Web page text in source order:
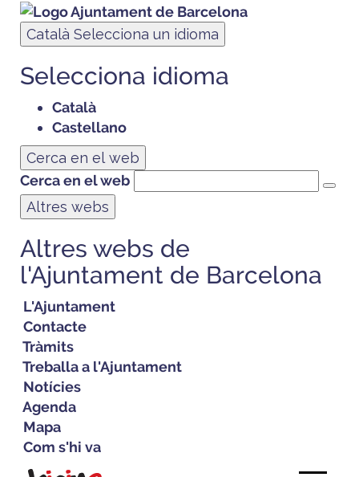
Català Selecciona un idioma
Selecciona idioma
Català
Castellano
Cerca en el web
Cerca en el web
Altres webs
Altres webs de
l'Ajuntament de Barcelona
L'Ajuntament
Contacte
Tràmits
Treballa a l'Ajuntament
Notícies
Agenda
Mapa
Com s'hi va
Vés